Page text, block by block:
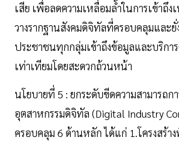
เสีย เพื่อลดความเหลื่อมล้ำในการเข้าถึง
วางรากฐานสังคมดิจิทัลที่ครอบคลุมและยั่
ประชาชนทุกกลุ่มเข้าถึงข้อมูลและบริกา
เท่าเทียมโดยสะดวกถ้วนหน้า
นโยบายที่ 5 : ยกระดับขีดความสามารถก
อุตสาหกรรมดิจิทัล (Digital Industry
ครอบคลุม 6 ด้านหลัก ได้แก่ 1.โครงสร้า